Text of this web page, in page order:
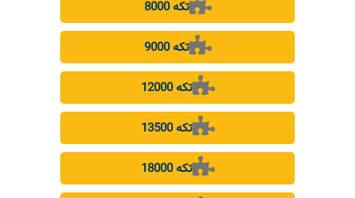
8000 تکه
9000 تکه
12000 تکه
13500 تکه
18000 تکه